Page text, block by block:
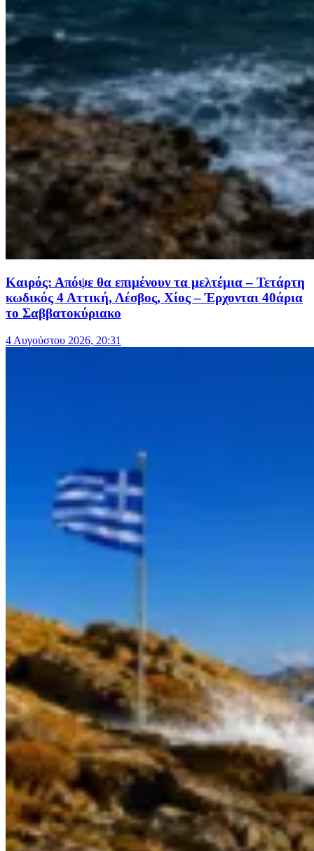
Καιρός: Απόψε θα επιμένουν τα μελτέμια – Τετάρτη
κωδικός 4 Αττική, Λέσβος, Χίος – Έρχονται 40άρια
το Σαββατοκύριακο
4 Αυγούστου 2026, 20:31